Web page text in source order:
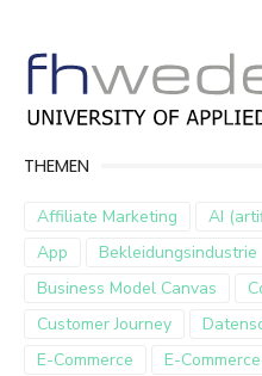
THEMEN
Affiliate Marketing AI
App
Bekleidungsindustrie
Business Model Canvas
Customer Journey
E-Commerce
E-